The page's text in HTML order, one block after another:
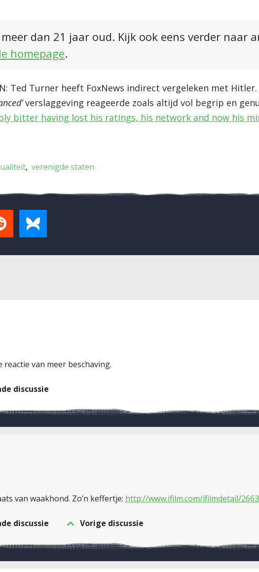
dan 21 jaar oud. Kijk ook eens verder naar
homepage.
Ted Turner heeft FoxNews indirect vergeleken met
verslaggeving reageerde zoals altijd vol begrip en
bitter having lost his ratings, his network and now his
verenigde staten
van meer beschaving.
discussie
van waakhond. Zo’n keffertje: http://www.ifilm.com/ifilmdetail/
discussie Vorige discussie